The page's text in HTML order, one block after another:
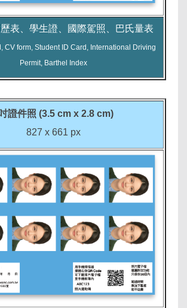
表、學生證、國際駕照、巴氏量表
CV form, Student ID Card, International Driving
Permit, Barthel Index
證件照 (3.5 cm x 2.8 cm)
827 x 661 px